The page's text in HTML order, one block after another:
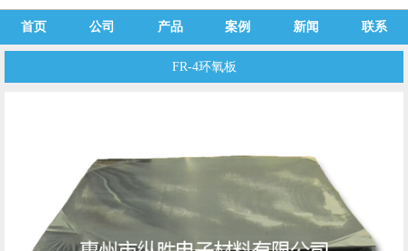
首页 公司 产品 案例 新闻 联系
FR-4环氧板